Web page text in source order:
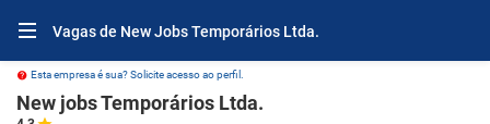
Vagas de New Jobs Temporários Ltda.
Esta empresa é sua? Solicite acesso ao perfil.
New jobs Temporários Ltda.